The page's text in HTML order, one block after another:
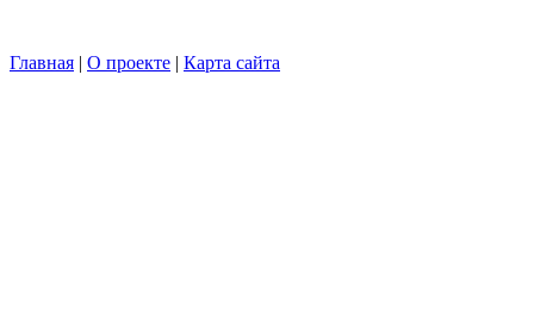
Главная | О проекте | Карта сайта